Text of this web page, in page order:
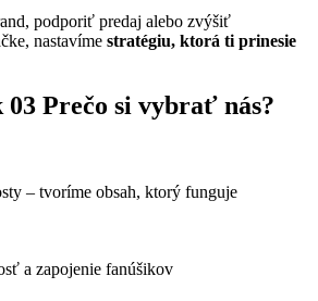
podporiť predaj alebo zvýšiť
nastavíme stratégiu, ktorá ti prinesie
03 Prečo si vybrať nás?
– tvoríme obsah, ktorý funguje
a zapojenie fanúšikov